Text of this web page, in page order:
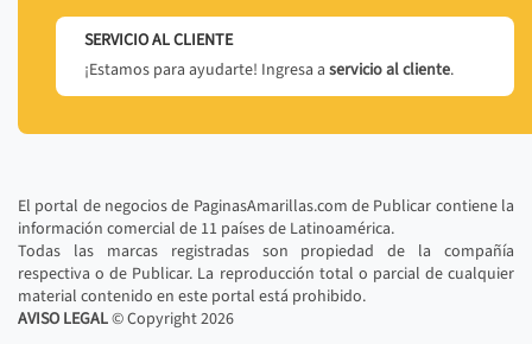
SERVICIO AL CLIENTE
¡Estamos para ayudarte! Ingresa a servicio al cliente.
El portal de negocios de PaginasAmarillas.com de Publicar contiene la
información comercial de 11 países de Latinoamérica.
Todas las marcas registradas son propiedad de la compañía
respectiva o de Publicar. La reproducción total o parcial de cualquier
material contenido en este portal está prohibido.
AVISO LEGAL© Copyright2026